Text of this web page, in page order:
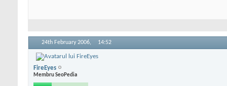
24th February 2006, 14:52
FireEyes
Membru SeoPedia